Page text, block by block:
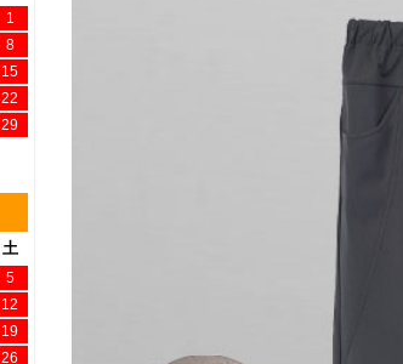
1
8
15
22
29
土
5
12
19
26